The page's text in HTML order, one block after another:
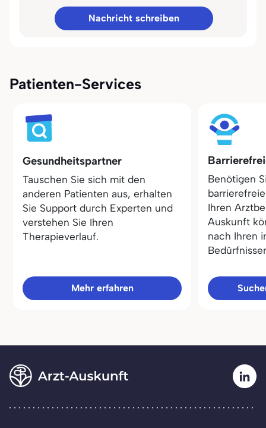
Nachricht schreiben
Patienten-Services
Gesundheitspartner
Tauschen Sie sich mit den
anderen Patienten aus, erhalten
Sie Support durch Experten und
verstehen Sie Ihren
Therapieverlauf.
Mehr erfahren
Benötigen
Ihren
Auskunft
nach Ihren